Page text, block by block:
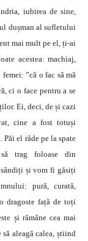
iubirea de sine,
dușman al sufletului
mai mult pe el, ți-ai
acestea: machiaj,
”că o fac să mă
ci o face pentru a se
Ei, deci, de și cazi
cine a fost totuși
el râde pe la spate
trag foloase din
și vom fi găsiți
pură, curată,
dragoste față de toți
și rămâne cea mai
aleagă calea, știind